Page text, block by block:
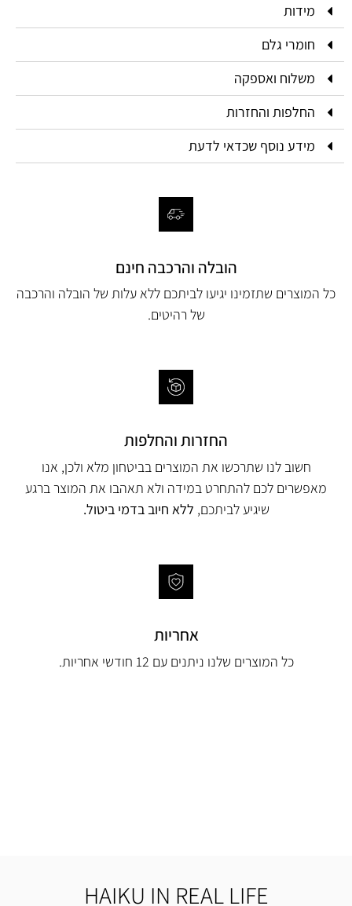
מידות
חומרי גלם
משלוח ואספקה
החלפות והחזרות
מידע נוסף שכדאי לדעת
הובלה והרכבה חינם
כל המוצרים שתזמינו יגיעו לביתכם ללא עלות של הובלה והרכבה
של רהיטים.
החזרות והחלפות
חשוב לנו שתרכשו את המוצרים בביטחון מלא ולכן, אנו
מאפשרים לכם להתחרט במידה ולא תאהבו את המוצר ברגע
שיגיע לביתכם, ללא חיוב בדמי ביטול.
אחריות
כל המוצרים שלנו ניתנים עם 12 חודשי אחריות.
HAIKU IN REAL LIFE